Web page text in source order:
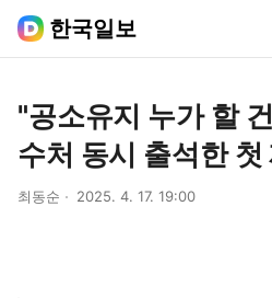
한국일보
"공소유지 누가 할
수처 동시 출석한 첫
최동순 2025. 4. 17. 19:00